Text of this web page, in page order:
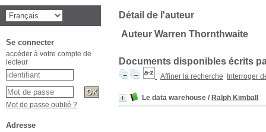
Détail de l'auteur
Auteur Warren Thornthwaite
Documents disponibles écrits
Affiner la recherche Interroger
Le data warehouse / Ralph Kimball
Se connecter
accéder à votre compte de
lecteur
Mot de passe oublié ?
Adresse